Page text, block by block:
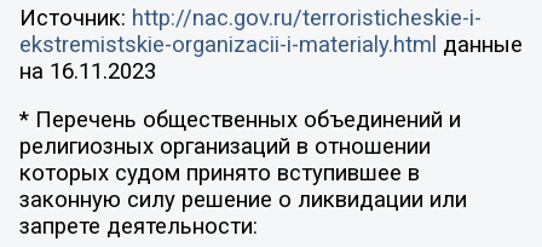
Источник: http://nac.gov.ru/terroristicheskie-i-
ekstremistskie-organizacii-i-materialy.html данные
на 16.11.2023
* Перечень общественных объединений и
религиозных организаций в отношении
которых судом принято вступившее в
законную силу решение о ликвидации или
запрете деятельности: